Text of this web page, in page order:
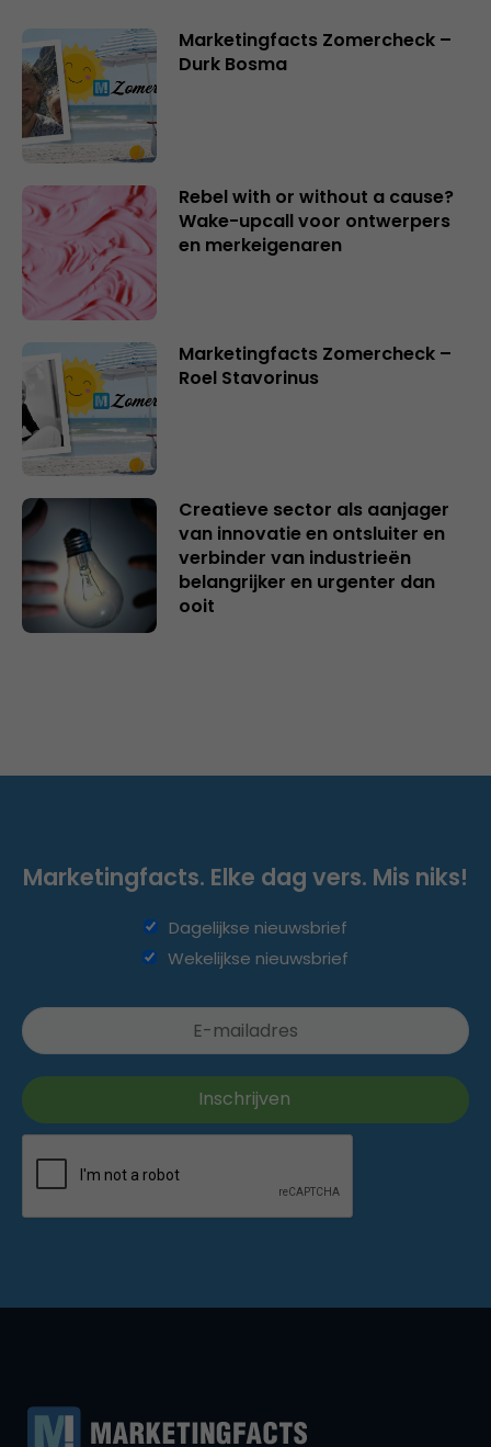
Marketingfacts Zomercheck –
Durk Bosma
Rebel with or without a cause?
Wake-upcall voor ontwerpers
en merkeigenaren
Marketingfacts Zomercheck –
Roel Stavorinus
Creatieve sector als aanjager
van innovatie en ontsluiter en
verbinder van industrieën
belangrijker en urgenter dan
ooit
Marketingfacts. Elke dag vers. Mis niks!
Dagelijkse nieuwsbrief
Wekelijkse nieuwsbrief